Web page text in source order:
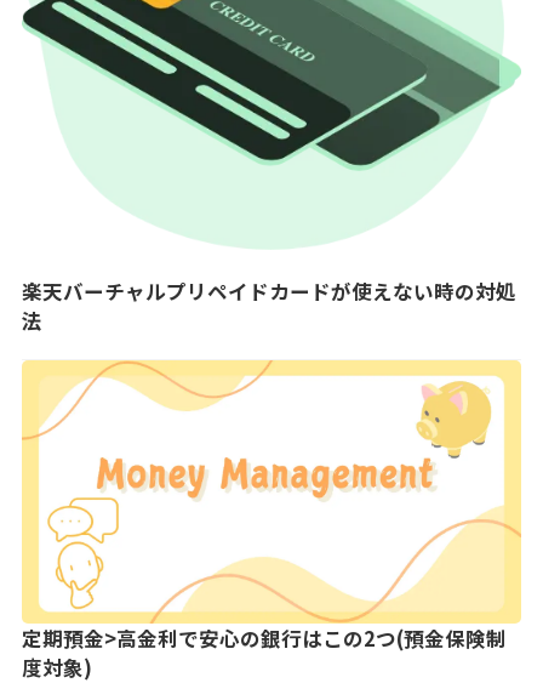
楽天バーチャルプリペイドカードが使えない時の対処
法
定期預金>高金利で安心の銀行はこの2つ(預金保険制
度対象)